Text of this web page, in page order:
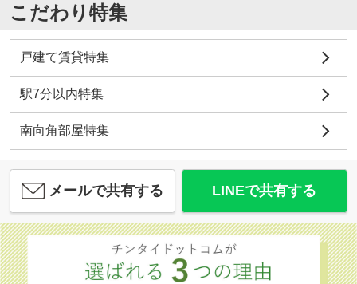
こだわり特集
戸建て賃貸特集
駅7分以内特集
南向角部屋特集
メールで共有する LINEで共有する